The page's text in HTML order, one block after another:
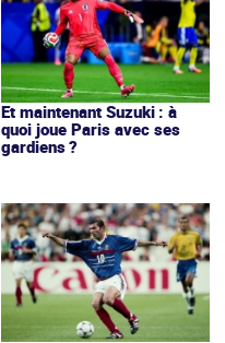
Et maintenant Suzuki : à
quoi joue Paris avec ses
gardiens ?